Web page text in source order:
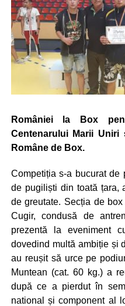
României la Box
Centenarului Marii
Române de Box.
Competiția s-a bucurat de
de pugiliști din toată țara,
de greutate. Secția de
Cugir, condusă de
prezentă la eveniment
dovedind multă ambiție și
au reușit să urce pe
Muntean (cat. 60 kg.) a
după ce a pierdut în
national și component al